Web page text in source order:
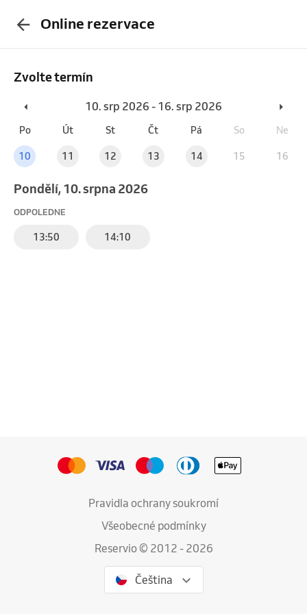
Online rezervace
Zvolte termín
10. srp 2026 - 16. srp 2026
Po Út St Čt Pá So Ne
10 11 12 13 14 15 16
pondělí, 10. srpna 2026
ODPOLEDNE
13:50 14:10
Pravidla ochrany soukromí
Všeobecné podmínky
Reservio © 2012 - 2026
Čeština